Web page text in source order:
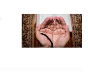
সন্ধ্যাকালীন
বিদায় সংবর্ধনা